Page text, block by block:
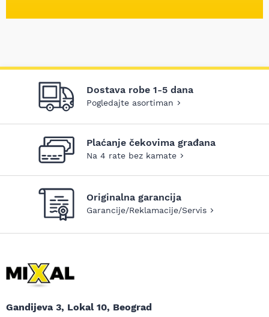
Dostava robe 1-5 dana
Pogledajte asortiman
Plaćanje čekovima građana
Na 4 rate bez kamate
Originalna garancija
Garancije/Reklamacije/Servis
Gandijeva 3, Lokal 10, Beograd